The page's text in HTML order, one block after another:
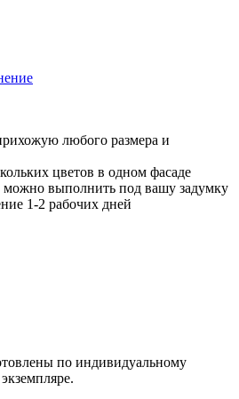
любого размера и
цветов в одном фасаде
можно выполнить под вашу задумку
1-2 рабочих дней
по индивидуальному